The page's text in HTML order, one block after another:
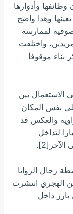
وأدوارها
وهذا واضح
لممارسة
واختلفت
بناء موقوفا
الاستعمال بين
نفس المكان
والعكس قد
لتداخل
رجال الزوايا
الهجري انتشرت
بشكل بارز داخل